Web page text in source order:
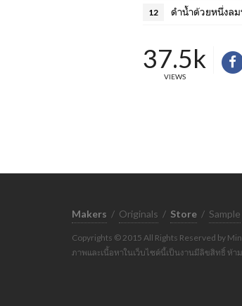
12 ดำน้ำด้วยหนึ่งลม
37.5k
VIEWS
Makers / Originals / Store / Sample
Copyrights © 2015 All Rights Reserved by
ภาพและเนื้อหาในเว็บไซต์นี้เป็นงานมีลิขสิทธิ์ ห้